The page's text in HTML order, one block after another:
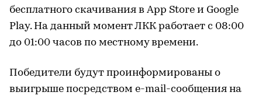
бесплатного скачивания в App Store и Google
Play. На данный момент ЛКК работает с 08:00
до 01:00 часов по местному времени.
Победители будут проинформированы о
выигрыше посредством e-mail-сообщения на